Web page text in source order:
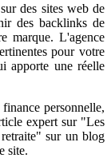
des sites web de
des backlinks de
marque. L'agence
pour votre
apporte une réelle
personnelle,
expert sur "Les
sur un blog
site.